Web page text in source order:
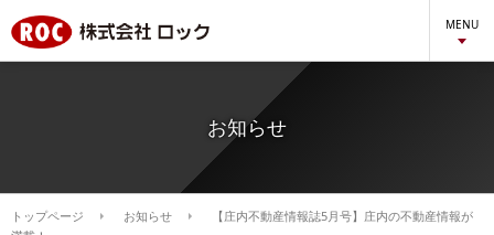
MENU
お知らせ
トップページ お知らせ
【庄内不動産情報誌5月号】庄内の不動産情報が